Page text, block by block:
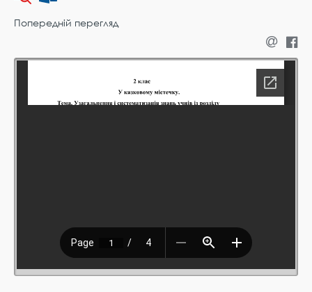
Попередній перегляд